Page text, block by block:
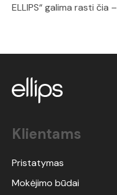
ELLIPS“ galima rasti čia –
Klientams
Pristatymas
Mokėjimo būdai